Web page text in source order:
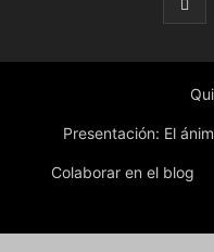
Presentación: El
Colaborar en el blog